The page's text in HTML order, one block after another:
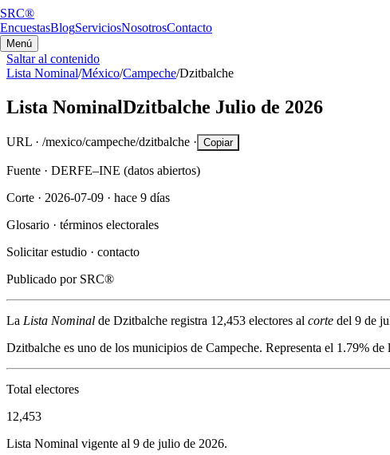
SRC®
EncuestasBlogServiciosNosotrosContacto
Menú
Saltar al contenido
Lista Nominal/México/Campeche/Dzitbalche
Lista NominalDzitbalche Julio de 2026
URL · /mexico/campeche/dzitbalche · Copiar
Fuente · DERFE–INE (datos abiertos)
Corte · 2026-07-09 · hace 9 días
Glosario · términos electorales
Solicitar estudio · contacto
Publicado por SRC®
La Lista Nominal de Dzitbalche registra 12,453 electores al corte del 9 de
Dzitbalche es uno de los municipios de Campeche. Representa el 1.79% de
Total electores
12,453
Lista Nominal vigente al 9 de julio de 2026.